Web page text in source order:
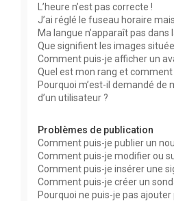
L’heure n’est pas correcte !
J’ai réglé le fuseau horaire
Ma langue n’apparaît pas dans
Que signifient les images
Comment puis-je afficher un
Quel est mon rang et
Pourquoi m’est-il demandé de
d’un utilisateur ?
Problèmes de publication
Comment puis-je publier un
Comment puis-je modifier ou
Comment puis-je insérer une
Comment puis-je créer un
Pourquoi ne puis-je pas ajouter